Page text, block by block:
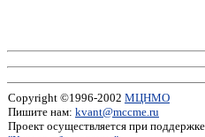
Copyright ©1996-2002 МЦНМО
Пишите нам: kvant@mccme.ru
Проект осуществляется при поддержке